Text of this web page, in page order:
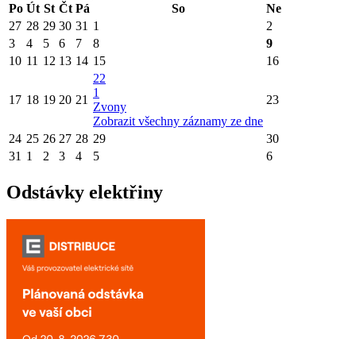
Po Út St Čt Pá So
Ne
27 28 29 30 31 1
2
3
4 5 6 7 8
9
10 11 12 13 14 15 16
17 18 19 20 21
22
1
Zvony
Zobrazit všechny záznamy ze dne
23
24 25 26 27 28 29
30
31 1 2 3 4 5 6
Odstávky elektřiny